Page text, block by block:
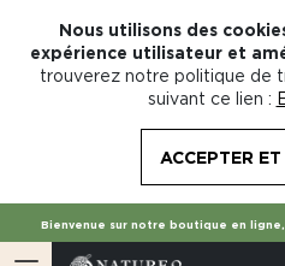
Nous utilisons des
expérience utilisateur et
trouverez notre politique de
suivant ce lien :
ACCEPTER ET
Bienvenue sur notre boutique en